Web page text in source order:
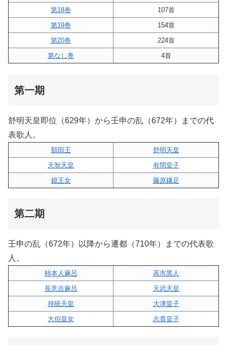
第18巻
107首
第19巻
154首
第20巻
224首
第なし巻
4首
第一期
舒明天皇即位（629年）から壬申の乱（672年）までの代
表歌人。
額田王
舒明天皇
天智天皇
有間皇子
鏡王女
藤原鎌足
第二期
壬申の乱（672年）以降から遷都（710年）までの代表歌
人。
柿本人麻呂
高市黒人
長意吉麻呂
天武天皇
持統天皇
大津皇子
大伯皇女
志貴皇子